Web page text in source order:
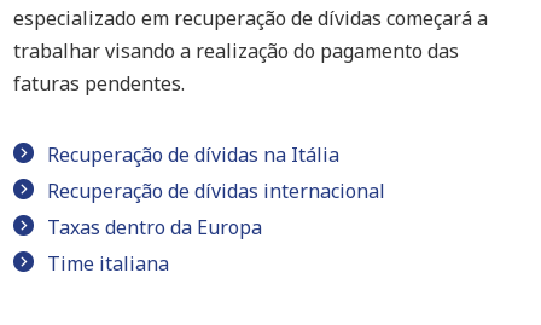
especializado em recuperação de dívidas começará a
trabalhar visando a realização do pagamento das
faturas pendentes.
Recuperação de dívidas na Itália
Recuperação de dívidas internacional
Taxas dentro da Europa
Time italiana